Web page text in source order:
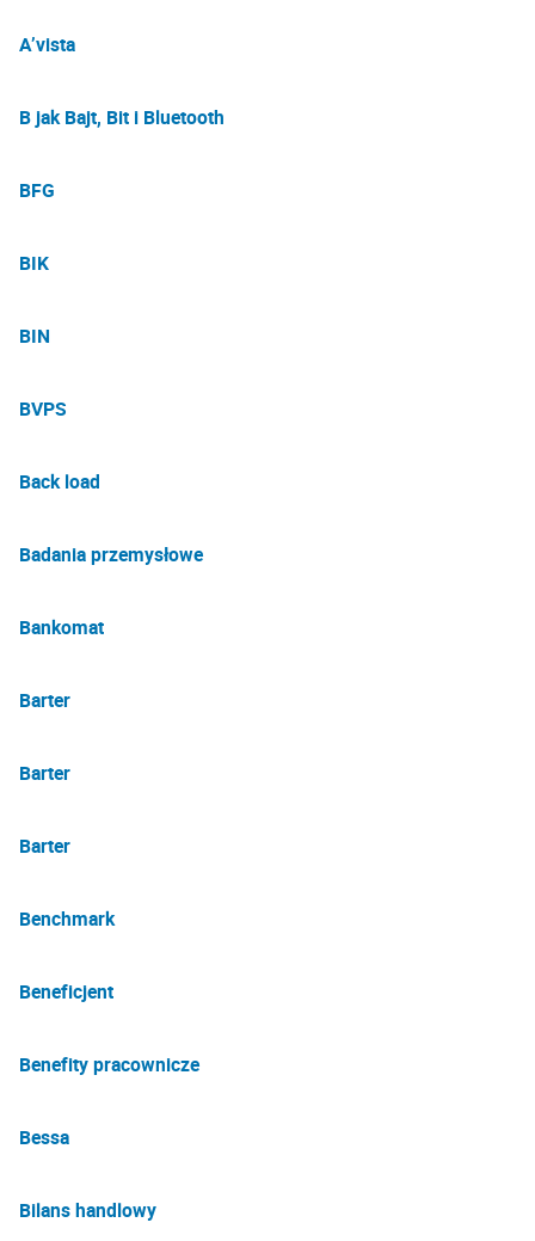
A’vista
B jak Bajt, Bit i Bluetooth
BFG
BIK
BIN
BVPS
Back load
Badania przemysłowe
Bankomat
Barter
Barter
Barter
Benchmark
Beneficjent
Benefity pracownicze
Bessa
Bilans handlowy